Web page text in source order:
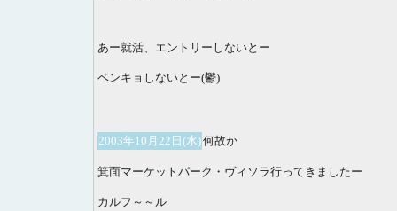
あー就活、エントリーしないとー
ベンキョしないとー(鬱)
2003年10月22日(水)何故か
箕面マーケットパーク・ヴィソラ行ってきましたー
カルフ～～ル